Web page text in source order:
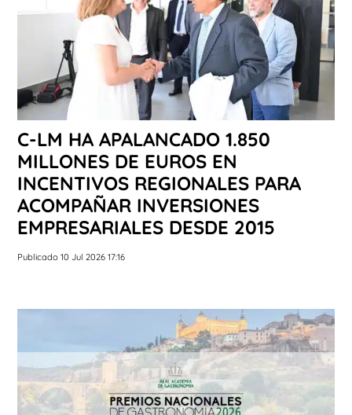
C-LM HA APALANCADO 1.850
MILLONES DE EUROS EN
INCENTIVOS REGIONALES PARA
ACOMPAÑAR INVERSIONES
EMPRESARIALES DESDE 2015
Publicado 10 Jul 2026 17:16